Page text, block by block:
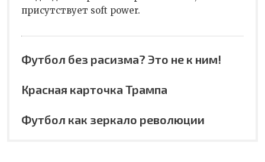
присутствует soft power.
Футбол без расизма? Это не к ним!
Красная карточка Трампа
Футбол как зеркало революции